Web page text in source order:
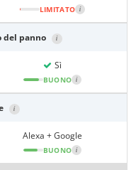
LIMITATO i
del panno i
Sì
BUONO i
i
Alexa + Google
BUONO i